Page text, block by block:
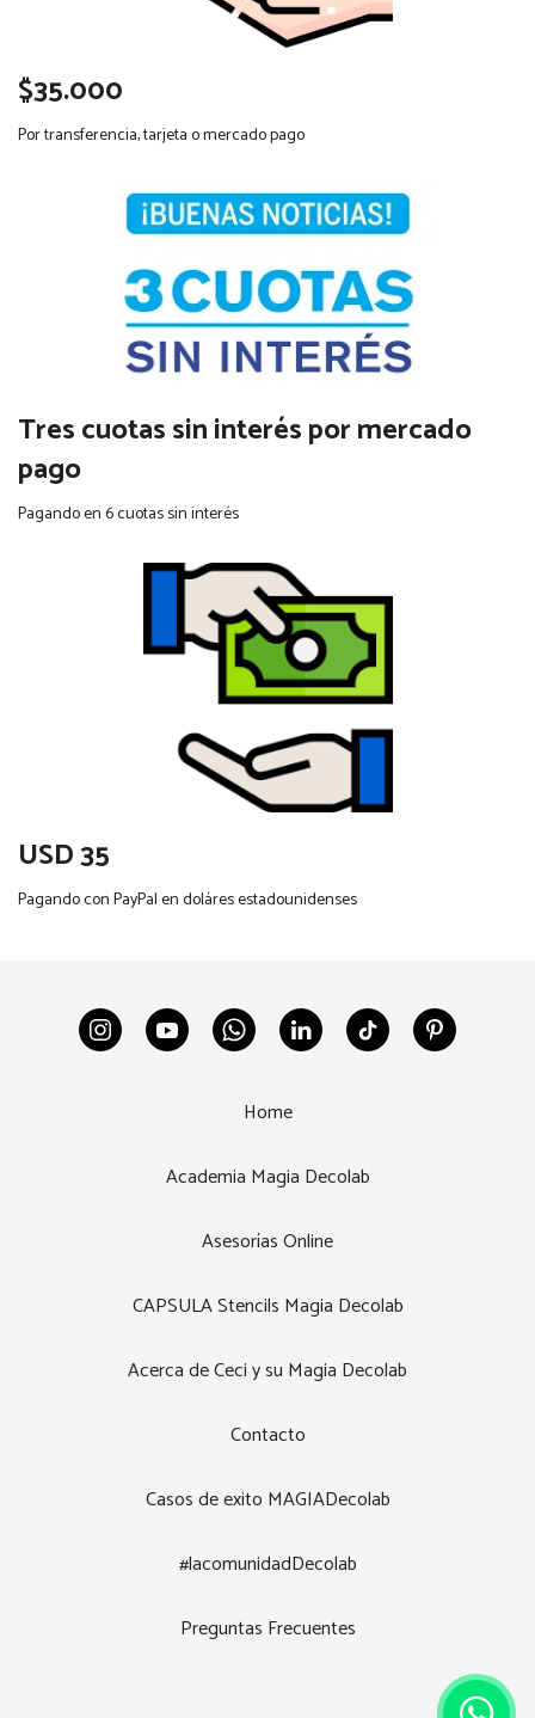
$35.000
Por transferencia, tarjeta o mercado pago
Tres cuotas sin interés por mercado
pago
Pagando en 6 cuotas sin interés
USD 35
Pagando con PayPal en doláres estadounidenses
Home
Academia Magia Decolab
Asesorías Online
CAPSULA Stencils Magia Decolab
Acerca de Ceci y su Magia Decolab
Contacto
Casos de exito MAGIADecolab
#lacomunidadDecolab
Preguntas Frecuentes